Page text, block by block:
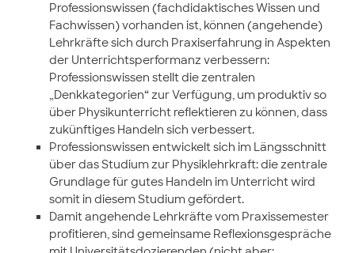
Professionswissen (fachdidaktisches Wissen und
Fachwissen) vorhanden ist, können (angehende)
Lehrkräfte sich durch Praxiserfahrung in Aspekten
der Unterrichtsperformanz verbessern:
Professionswissen stellt die zentralen
„Denkkategorien“ zur Verfügung, um produktiv so
über Physikunterricht reflektieren zu können, dass
zukünftiges Handeln sich verbessert.
Professionswissen entwickelt sich im Längsschnitt
über das Studium zur Physiklehrkraft: die zentrale
Grundlage für gutes Handeln im Unterricht wird
somit in diesem Studium gefördert.
Damit angehende Lehrkräfte vom Praxissemester
profitieren, sind gemeinsame Reflexionsgespräche